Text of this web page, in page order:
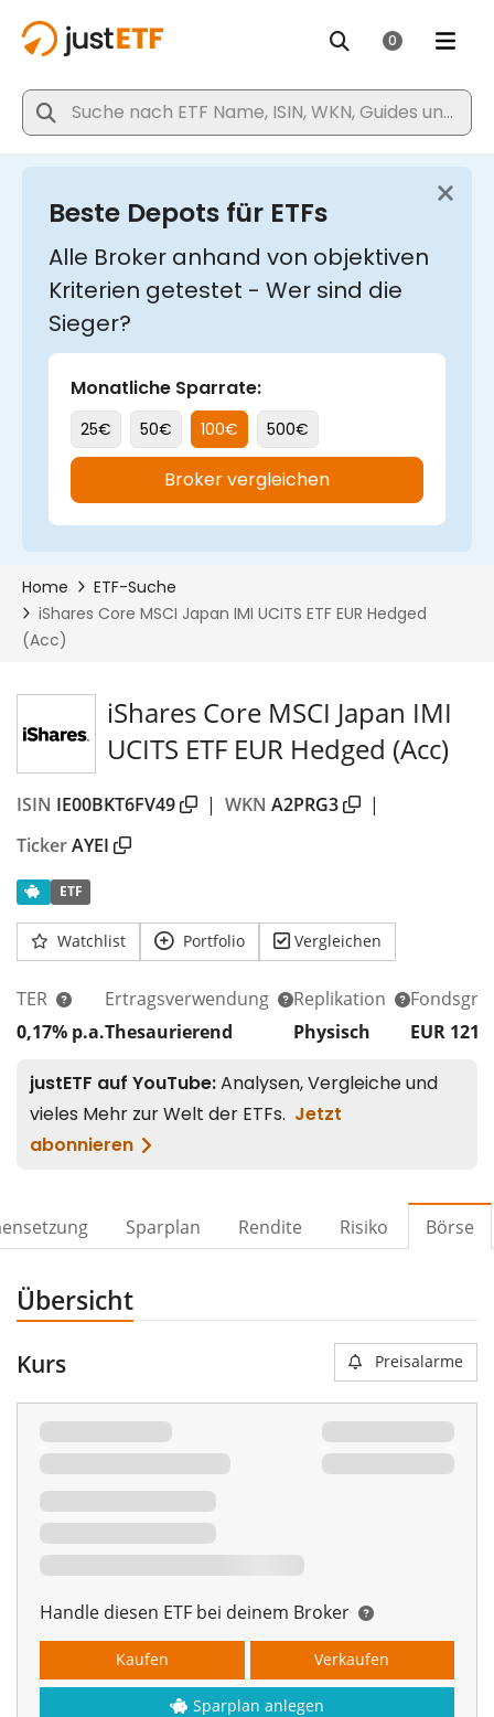
iShares Core MSCI Japan IMI
UCITS ETF EUR Hedged (Acc)
ISIN IE00BKT6FV49 | WKN A2PRG3
|
TickerAYEI
ETF
Watchlist Portfolio Vergleichen
TER
0,17% p.a.
Ertragsverwendung
Thesaurierend
Replikation
Physisch
EUR 121
Sparplan Rendite Risiko Börse
Übersicht
Kurs Preisalarme
Handle diesen ETF bei deinem Broker
Kaufen Verkaufen
Sparplan anlegen